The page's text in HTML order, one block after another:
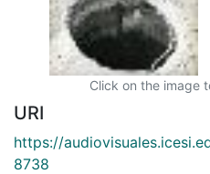
Click on the image
URI
https://
8738